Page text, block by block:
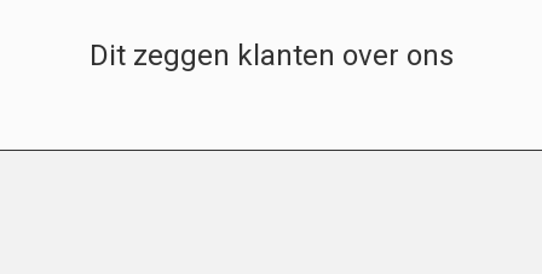
Dit zeggen klanten over ons